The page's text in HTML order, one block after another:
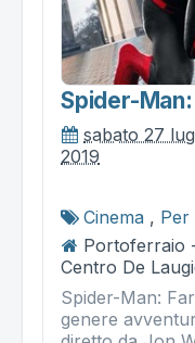
Spider-
sabato 27
2019
Cinema , Per
Portoferraio
Centro De
Spider-Man:
genere